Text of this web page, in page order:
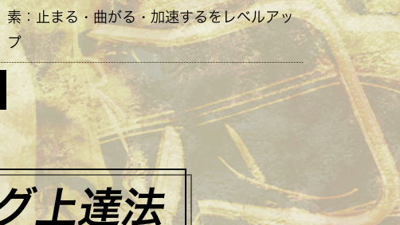
素：止まる・曲がる・加速するをレベルアッ
プ